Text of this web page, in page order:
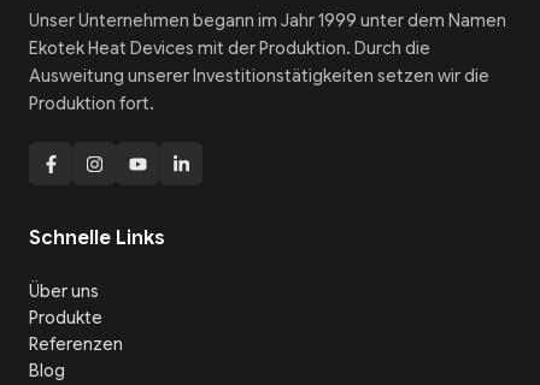
Unser Unternehmen begann im Jahr 1999 unter dem Namen
Ekotek Heat Devices mit der Produktion. Durch die
Ausweitung unserer Investitionstätigkeiten setzen wir die
Produktion fort.
Schnelle Links
Über uns
Produkte
Referenzen
Blog